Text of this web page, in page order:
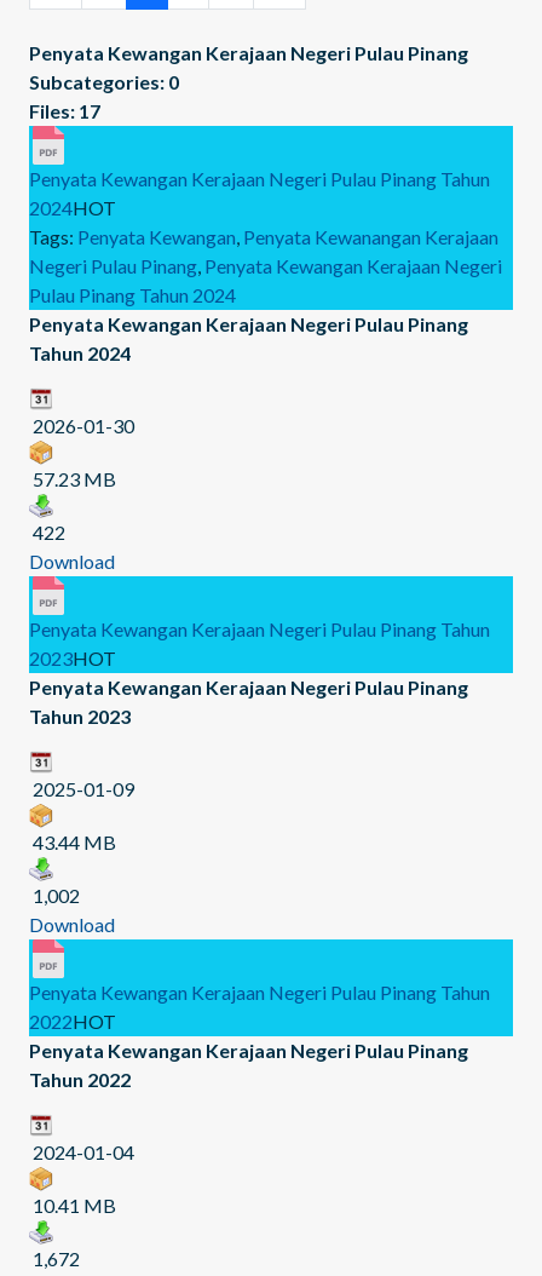
Penyata Kewangan Kerajaan Negeri Pulau Pinang
Subcategories: 0
Files: 17
Penyata Kewangan Kerajaan Negeri Pulau Pinang Tahun
2024HOT
Tags: Penyata Kewangan, Penyata Kewanangan Kerajaan
Negeri Pulau Pinang, Penyata Kewangan Kerajaan Negeri
Pulau Pinang Tahun 2024
Penyata Kewangan Kerajaan Negeri Pulau Pinang
Tahun 2024
2026-01-30
57.23 MB
422
Download
Penyata Kewangan Kerajaan Negeri Pulau Pinang Tahun
2023HOT
Penyata Kewangan Kerajaan Negeri Pulau Pinang
Tahun 2023
2025-01-09
43.44 MB
1,002
Download
Penyata Kewangan Kerajaan Negeri Pulau Pinang Tahun
2022HOT
Penyata Kewangan Kerajaan Negeri Pulau Pinang
Tahun 2022
2024-01-04
10.41 MB
1,672